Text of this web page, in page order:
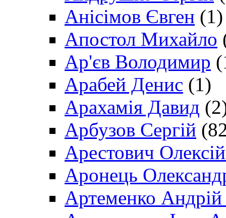
Анісімов Євген (1)
Апостол Михайло
Ар'єв Володимир
Арабей Денис (1)
Арахамія Давид
Арбузов Сергій
Арестович
Аронець
Артеменко Андрій